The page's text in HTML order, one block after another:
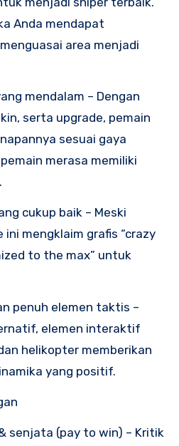
Anda mendapat
area menjadi
mendalam – Dengan
serta upgrade, pemain
sesuai gaya
merasa memiliki
cukup baik – Meski
mengklaim grafis “crazy
to the max” untuk
penuh elemen taktis –
elemen interaktif
helikopter memberikan
yang positif.
senjata (pay to win) – Kritik